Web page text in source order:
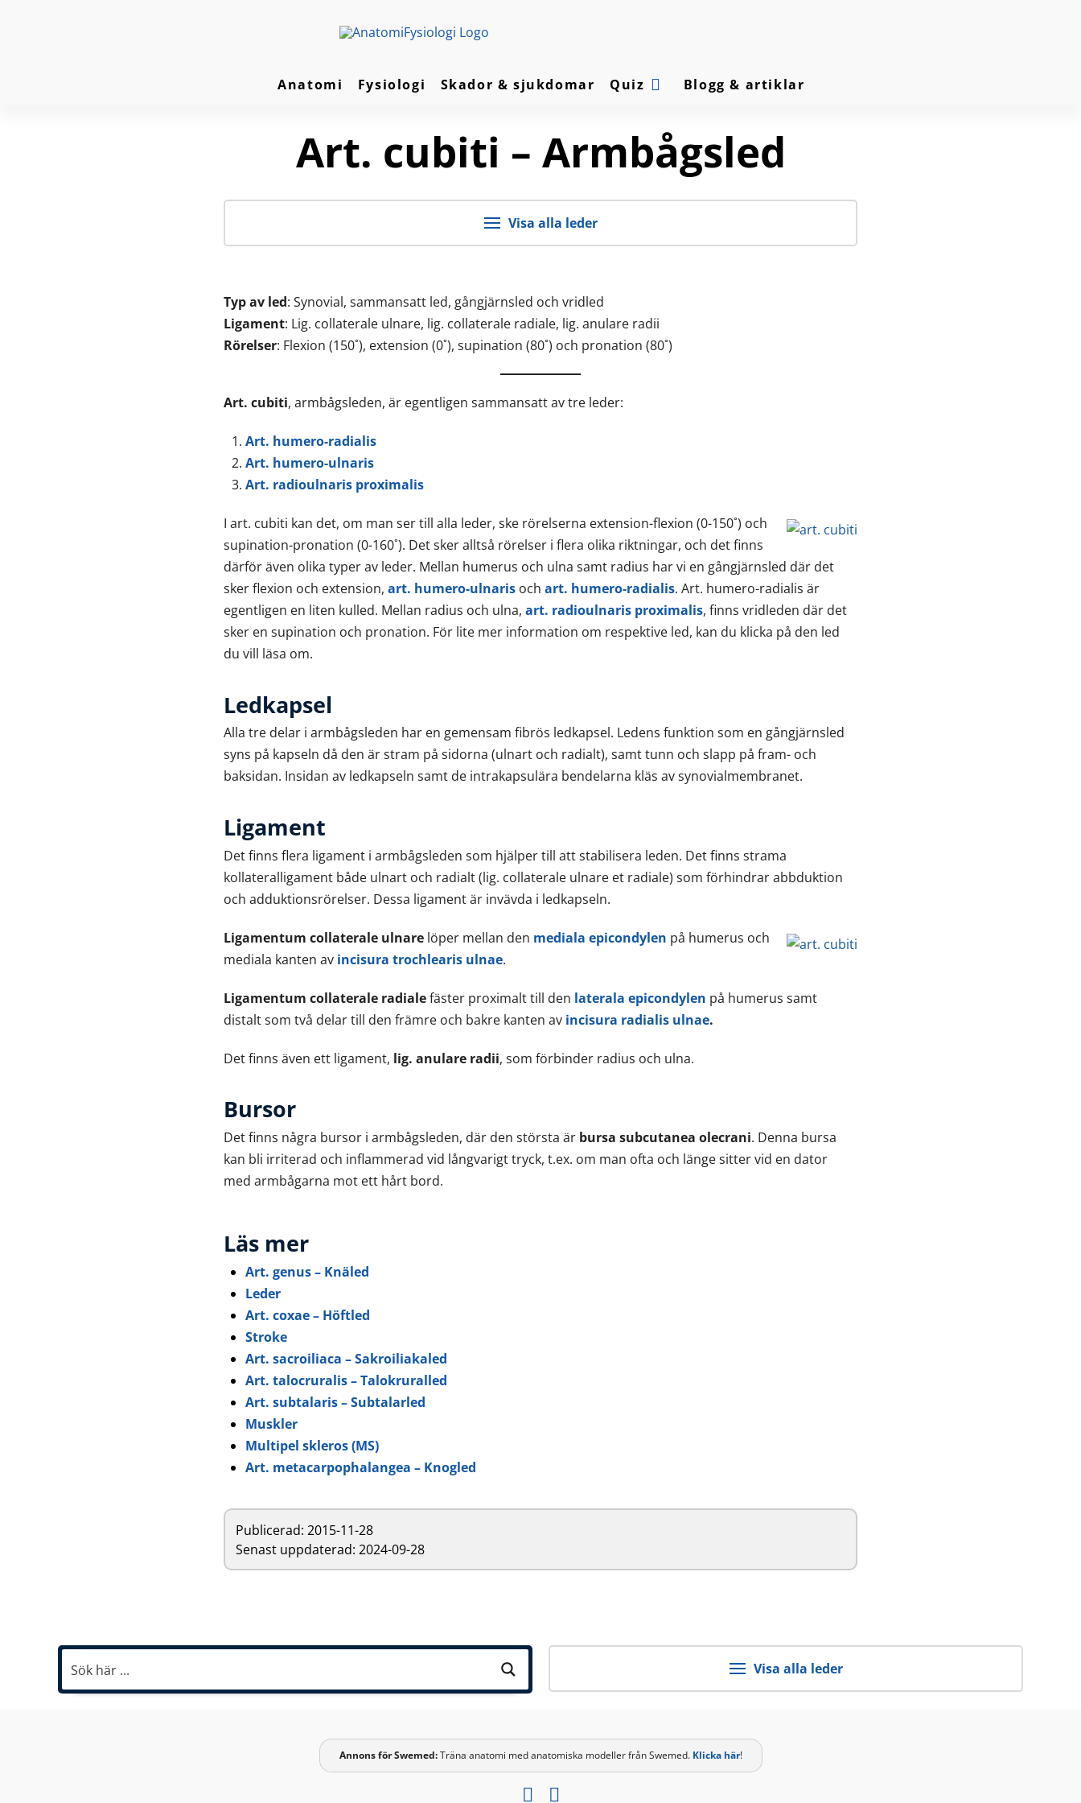
Anatomi Fysiologi Skador & sjukdomar Quiz Blogg & artiklar
Art. cubiti – Armbågsled
Visa alla leder
Typ av led: Synovial, sammansatt led, gångjärnsled och vridled
Ligament: Lig. collaterale ulnare, lig. collaterale radiale, lig. anulare radii
Rörelser: Flexion (150˚), extension (0˚), supination (80˚) och pronation (80˚)
Art. cubiti, armbågsleden, är egentligen sammansatt av tre leder:
Art. humero-radialis
Art. humero-ulnaris
Art. radioulnaris proximalis
I art. cubiti kan det, om man ser till alla leder, ske rörelserna extension-flexion (0-150˚) och
supination-pronation (0-160˚). Det sker alltså rörelser i flera olika riktningar, och det finns
därför även olika typer av leder. Mellan humerus och ulna samt radius har vi en gångjärnsled där det
sker flexion och extension,art. humero-ulnaris och art. humero-radialis. Art. humero-radialis är
egentligen en liten kulled. Mellan radius och ulna,art. radioulnaris proximalis, finns vridleden där det
sker en supination och pronation. För lite mer information om respektive led, kan du klicka på den led
du vill läsa om.
Ledkapsel
Alla tre delar i armbågsleden har en gemensam fibrös ledkapsel. Ledens funktion som en gångjärnsled
syns på kapseln då den är stram på sidorna (ulnart och radialt), samt tunn och slapp på fram- och
baksidan. Insidan av ledkapseln samt de intrakapsulära bendelarna kläs av synovialmembranet.
Ligament
Det finns flera ligament i armbågsleden som hjälper till att stabilisera leden. Det finns strama
kollateralligament både ulnart och radialt (lig. collaterale ulnare et radiale) som förhindrar abbduktion
och adduktionsrörelser. Dessa ligament är invävda i ledkapseln.
Ligamentum collaterale ulnare löper mellan den mediala epicondylen på humerus och
mediala kanten av incisura trochlearis ulnae.
Ligamentum collaterale radialefäster proximalt till den laterala epicondylen på humerus samt
distalt som två delar till den främre och bakre kanten av incisura radialis ulnae.
Det finns även ett ligament, lig. anulare radii, som förbinder radius och ulna.
Bursor
Det finns några bursor i armbågsleden, där den största är bursa subcutanea olecrani. Denna bursa
kan bli irriterad och inflammerad vid långvarigt tryck, t.ex. om man ofta och länge sitter vid en dator
med armbågarna mot ett hårt bord.
Läs mer
Art. genus – Knäled
Leder
Art. coxae – Höftled
Stroke
Art. sacroiliaca – Sakroiliakaled
Art. talocruralis – Talokruralled
Art. subtalaris – Subtalarled
Muskler
Multipel skleros (MS)
Art. metacarpophalangea – Knogled
Publicerad:2015-11-28
Senast uppdaterad: 2024-09-28
Visa alla leder
Annons förSwemed:Träna anatomi med anatomiska modeller från Swemed. Klicka här!